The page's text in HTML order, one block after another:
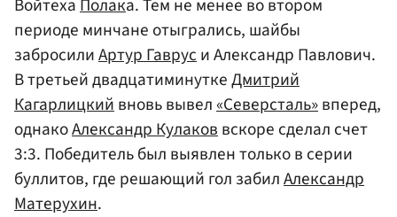
ВойтехаПолака. Тем не менее во втором
периоде минчане отыгрались, шайбы
забросилиАртур Гавруси Александр Павлович.
В третьей двадцатиминуткеДмитрий
Кагарлицкийвновь вывел«Северсталь»вперед,
однакоАлександр Кулаковвскоре сделал счет
3:3. Победитель был выявлен только в серии
буллитов, где решающий гол забилАлександр
Матерухин.